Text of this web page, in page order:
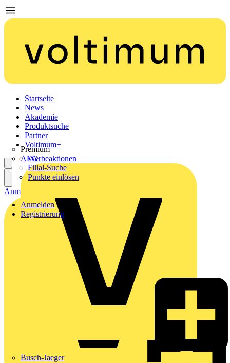
Startseite
News
Akademie
Produktsuche
Partner
Premium
AEG
Busch-Jaeger
Voltimum+
Werbeaktionen
Filial-Suche
Punkte einlösen
Anmelden
Registrierung
Anmelden